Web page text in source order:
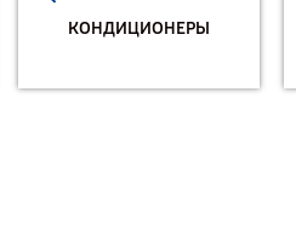
КОНДИЦИОНЕРЫ